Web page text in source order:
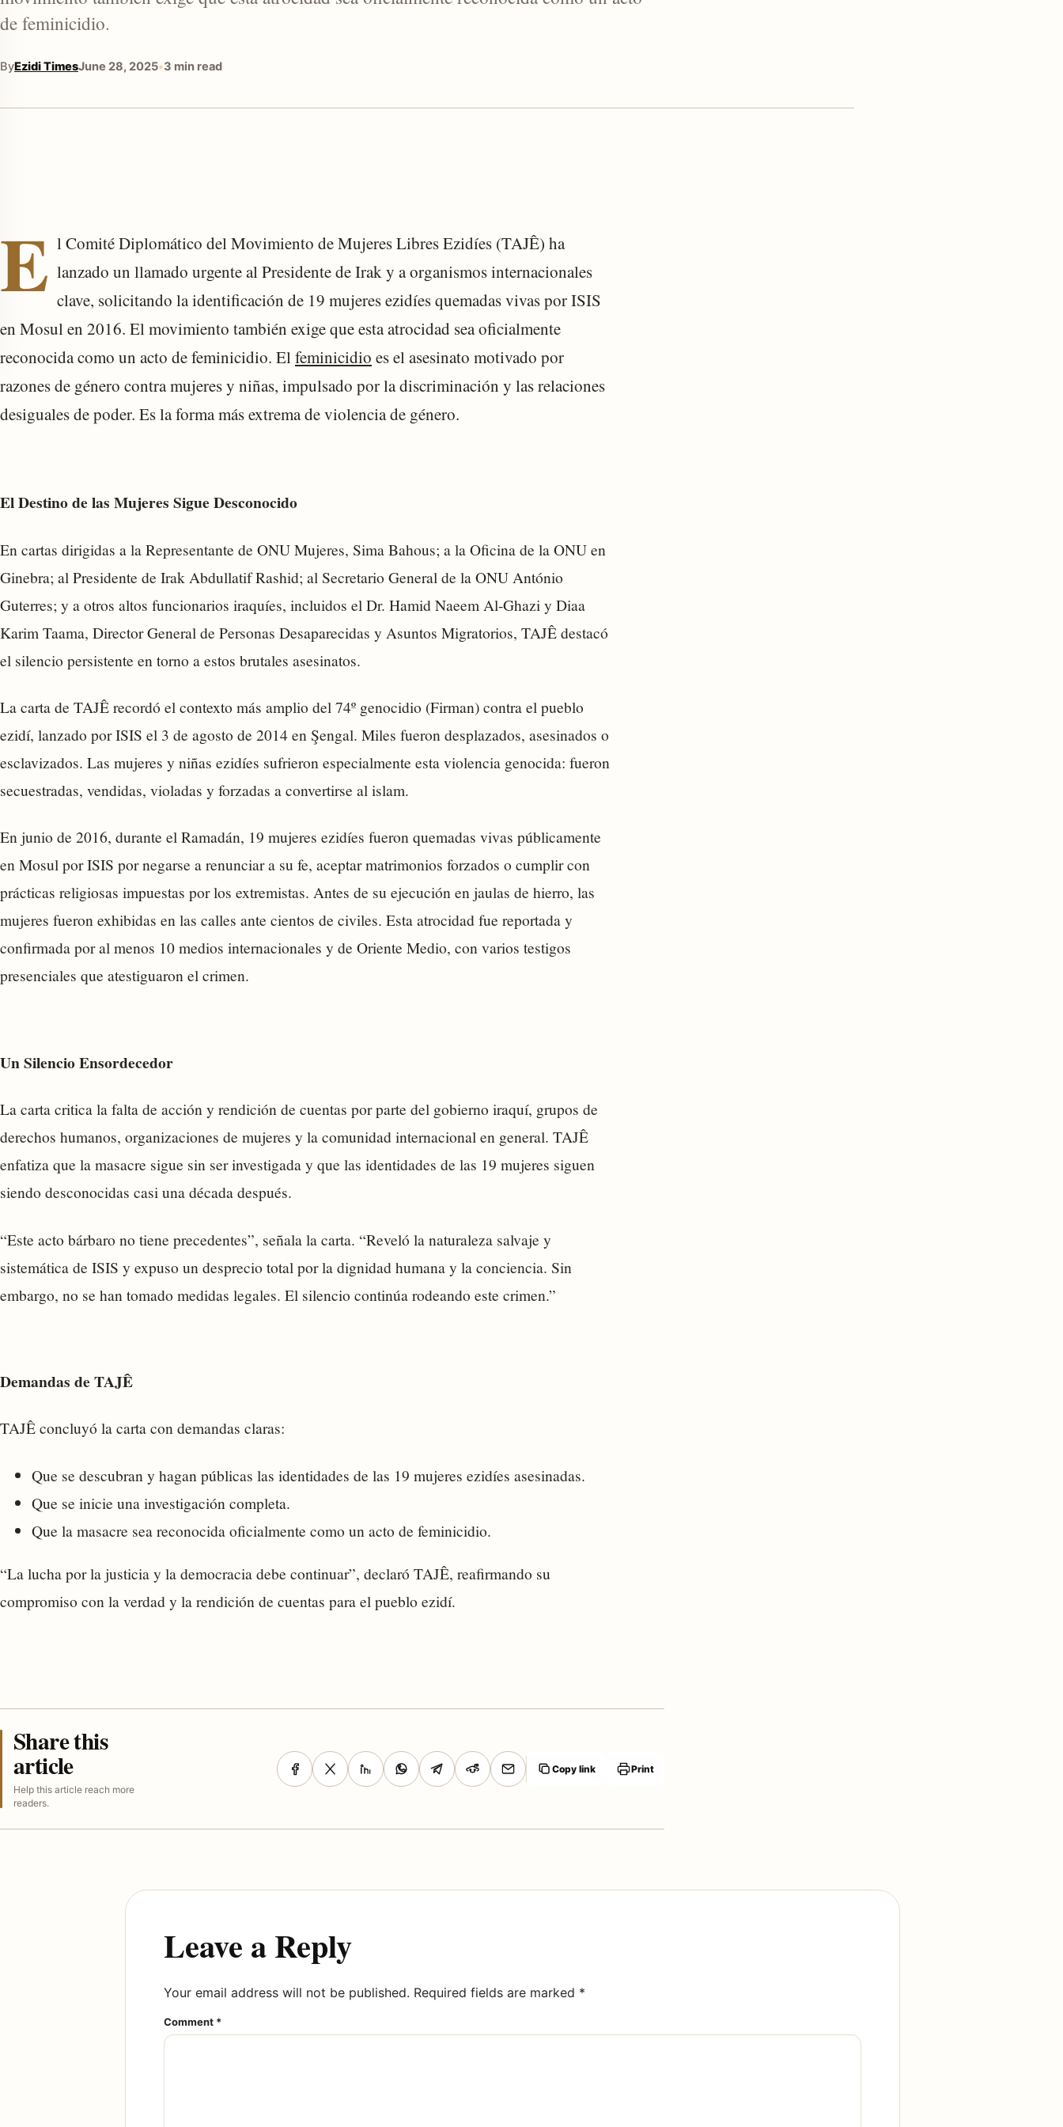
de feminicidio.
ByEzidi TimesJune 28, 2025•3 min read
E l Comité Diplomático del Movimiento de Mujeres Libres Ezidíes (TAJÊ) ha
lanzado un llamado urgente al Presidente de Irak y a organismos internacionales
clave, solicitando la identificación de 19 mujeres ezidíes quemadas vivas por ISIS
en Mosul en 2016. El movimiento también exige que esta atrocidad sea oficialmente
reconocida como un acto de feminicidio. Elfeminicidio es el asesinato motivado por
razones de género contra mujeres y niñas, impulsado por la discriminación y las relaciones
desiguales de poder. Es la forma más extrema de violencia de género.
El Destino de las Mujeres Sigue Desconocido
En cartas dirigidas a la Representante de ONU Mujeres, Sima Bahous; a la Oficina de la ONU en
Ginebra; al Presidente de Irak Abdullatif Rashid; al Secretario General de la ONU António
Guterres; y a otros altos funcionarios iraquíes, incluidos el Dr. Hamid Naeem Al-Ghazi y Diaa
Karim Taama, Director General de Personas Desaparecidas y Asuntos Migratorios, TAJÊ destacó
el silencio persistente en torno a estos brutales asesinatos.
La carta de TAJÊ recordó el contexto más amplio del 74º genocidio (Firman) contra el pueblo
ezidí, lanzado por ISIS el 3 de agosto de 2014 en Şengal. Miles fueron desplazados, asesinados o
esclavizados. Las mujeres y niñas ezidíes sufrieron especialmente esta violencia genocida: fueron
secuestradas, vendidas, violadas y forzadas a convertirse al islam.
En junio de 2016, durante el Ramadán, 19 mujeres ezidíes fueron quemadas vivas públicamente
en Mosul por ISIS por negarse a renunciar a su fe, aceptar matrimonios forzados o cumplir con
prácticas religiosas impuestas por los extremistas. Antes de su ejecución en jaulas de hierro, las
mujeres fueron exhibidas en las calles ante cientos de civiles. Esta atrocidad fue reportada y
confirmada por al menos 10 medios internacionales y de Oriente Medio, con varios testigos
presenciales que atestiguaron el crimen.
Un Silencio Ensordecedor
La carta critica la falta de acción y rendición de cuentas por parte del gobierno iraquí, grupos de
derechos humanos, organizaciones de mujeres y la comunidad internacional en general. TAJÊ
enfatiza que la masacre sigue sin ser investigada y que las identidades de las 19 mujeres siguen
siendo desconocidas casi una década después.
“Este acto bárbaro no tiene precedentes”, señala la carta. “Reveló la naturaleza salvaje y
sistemática de ISIS y expuso un desprecio total por la dignidad humana y la conciencia. Sin
embargo, no se han tomado medidas legales. El silencio continúa rodeando este crimen.”
Demandas de TAJÊ
TAJÊ concluyó la carta con demandas claras:
Que se descubran y hagan públicas las identidades de las 19 mujeres ezidíes asesinadas.
Que se inicie una investigación completa.
Que la masacre sea reconocida oficialmente como un acto de feminicidio.
“La lucha por la justicia y la democracia debe continuar”, declaró TAJÊ, reafirmando su
compromiso con la verdad y la rendición de cuentas para el pueblo ezidí.
Share this
article
Help this article reach more
readers.
Copy link Print
Leave a Reply
Your email address will not be published. Required fields are marked *
Comment *